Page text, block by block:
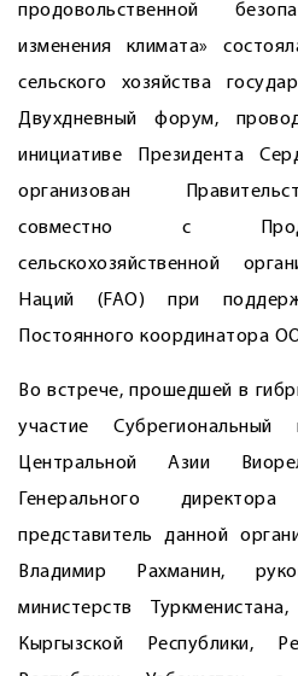
продовольственной
изменения климата»
сельского хозяйства
Двухдневный форум,
инициативе Президента
организован
совместно с
сельскохозяйственной
Наций (FAO) при
Постоянного координатора
Во встрече, прошедшей в
участие
Центральной Азии
Генерального
представитель данной
Владимир Рахманин,
министерств
Кыргызской Республики,